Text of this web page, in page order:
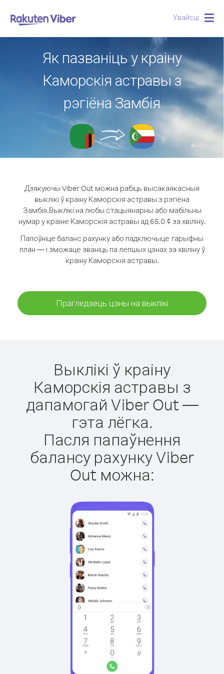
Увайсці
Як пазваніць у краіну
Каморскія астравы з
рэгіёна Замбія
Дзякуючы Viber Out можна рабіць высакаякасныя
выклікі ў краіну Каморскія астравы з рэгіёна
Замбія.Выклікі на любы стацыянарны або мабільны
нумар у краіне Каморскія астравы ад 65.0 ¢ за хвіліну.
Папоўніце баланс рахунку або падключыце тарыфны
план — і зможаце званіць па лепшых цэнах за хвіліну ў
краіну Каморскія астравы.
Прагледзець цэны на выклікі
Выклікі ў краіну
Каморскія астравы з
дапамогай Viber Out —
гэта лёгка.
Пасля папаўнення
балансу рахунку Viber
Out можна: